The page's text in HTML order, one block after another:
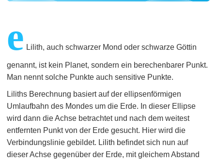
e Lilith, auch schwarzer Mond oder schwarze Göttin
genannt, ist kein Planet, sondern ein berechenbarer Punkt.
Man nennt solche Punkte auch sensitive Punkte.
Liliths Berechnung basiert auf der ellipsenförmigen
Umlaufbahn des Mondes um die Erde. In dieser Ellipse
wird dann die Achse betrachtet und nach dem weitest
entfernten Punkt von der Erde gesucht. Hier wird die
Verbindungslinie gebildet. Lilith befindet sich nun auf
dieser Achse gegenüber der Erde, mit gleichem Abstand